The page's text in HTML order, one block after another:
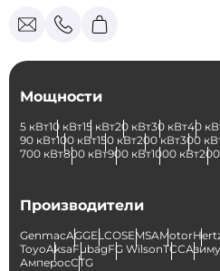
Мощности
5 кВт10 кВт15 кВт20 кВт30 кВт40
90 кВт100 кВт150 кВт200 кВт300
700 кВт800 кВт900 кВт1000 кВт
Производители
GenmacAGGELCOSEMSAMotor
ToyoAksaFubagFG WilsonТСС
АмперосCTG